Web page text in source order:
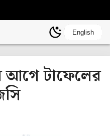
English
আগে টাফেলের